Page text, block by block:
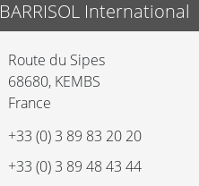
BARRISOL International
Route du Sipes
68680, KEMBS
France
+33 (0) 3 89 83 20 20
+33 (0) 3 89 48 43 44